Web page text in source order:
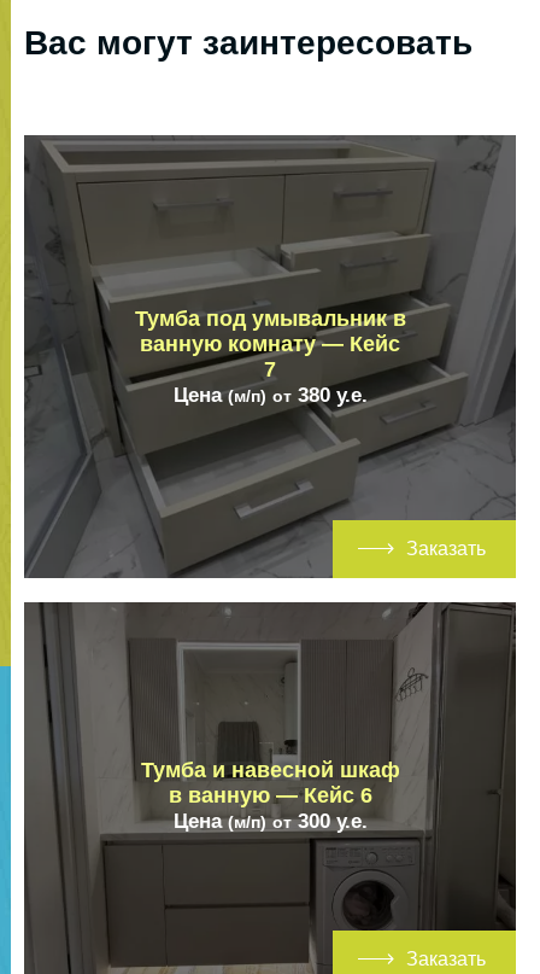
Вас могут заинтересовать
Тумба под умывальник в
ванную комнату — Кейс
7
Цена(м/п) от380 у.е.
Заказать
Тумба и навесной шкаф
в ванную — Кейс 6
Цена(м/п) от300у.е.
Заказать